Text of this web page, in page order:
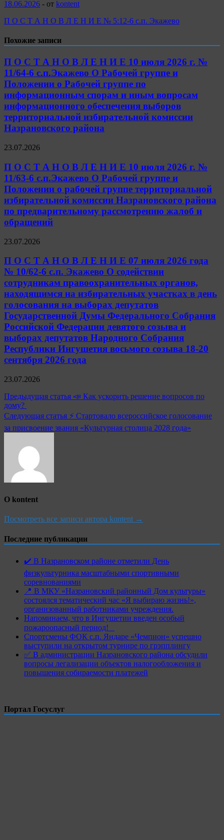
18.06.2026 - от kontent
П О С Т А Н О В Л Е Н И Е № 5:12-6 с.п. Экажево
Похожие записи
П О С Т А Н О В Л Е Н И Е 10 июля 2026 г. №
11/64-6 с.п.Экажево О Рабочей группе и
Положении о Рабочей группе по
информационным спорам и иным вопросам
информационного обеспечения выборов
территориальной избирательной комиссии
Назрановского района
23.07.2026
П О С Т А Н О В Л Е Н И Е 10 июля 2026 г. №
11/63-6 с.п.Экажево О Рабочей группе и
Положении о рабочей группе территориальной
избирательной комиссии Назрановского района
по предварительному рассмотрению жалоб и
обращений
23.07.2026
П О С Т А Н О В Л Е Н И Е 07 июля 2026 года
№ 10/62-6 с.п. Экажево О содействии
сотрудникам правоохранительных органов,
находящимся на избирательных участках в день
голосования на выборах депутатов
Государственной Думы Федерального Собрания
Российской Федерации девятого созыва и
выборах депутатов Народного Собрания
Республики Ингушетия восьмого созыва 18-20
сентября 2026 года
23.07.2026
Навигация
по
записям
Предыдущая статья 📣 Как ускорить решение вопросов по
дому?
Следующая статья ⚡️ Стартовало всероссийское голосование
за присвоение звания «Культурная столица 2028 года»
О kontent
Посмотреть все записи автора kontent →
Последние публикации
✔️ В Назрановском районе отметили День
физкультурника масштабными спортивными
соревнованиями
📍 В МКУ «Назрановский районный Дом культуры»
состоялся тематический час «Я выбираю жизнь!»,
организованный работниками учреждения.
Напоминаем, что в Ингушетии введен особый
пожароопасный период!⁣⁣⠀
Спортсмены ФОК с.п. Яндаре «Чемпион» успешно
выступили на открытом турнире по грэпплингу
✅ В администрации Назрановского района обсудили
вопросы легализации объектов налогообложения и
повышения собираемости платежей
Портал Госуслуг